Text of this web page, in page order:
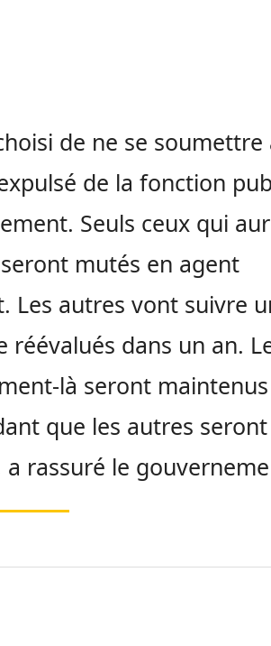
de ne se soumettre
de la fonction
Seuls ceux qui
mutés en agent
Les autres vont suivre
dans un an.
là seront
que les autres seront
rassuré le